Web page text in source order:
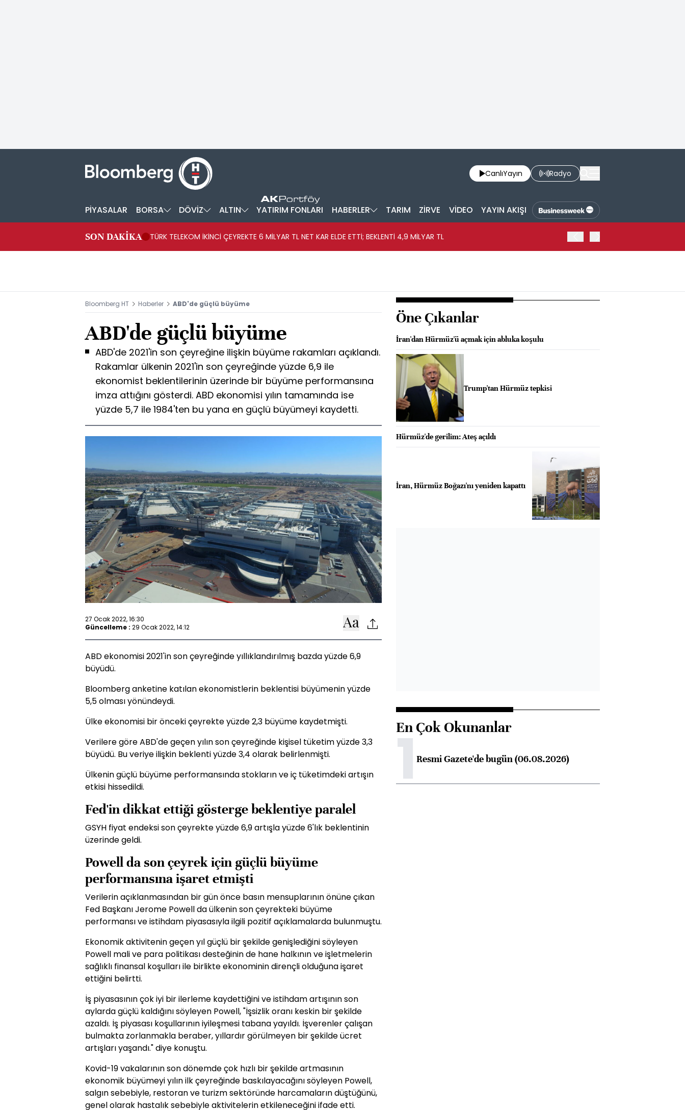
CanlıYayın Radyo
PİYASALAR BORSA DÖVİZ ALTIN YATIRIM FONLARI HABERLER TARIM ZİRVE VİDEO YAYIN AKIŞI
SON DAKİKA TÜRK TELEKOM İKİNCİ ÇEYREKTE 6 MİLYAR TL NET KAR ELDE ETTİ; BEKLENTİ 4,9 MİLYAR TL
Bloomberg HT Haberler ABD'de güçlü büyüme
ABD'de güçlü büyüme
ABD'de 2021'in son çeyreğine ilişkin büyüme rakamları açıklandı.
Rakamlar ülkenin 2021'in son çeyreğinde yüzde 6,9 ile
ekonomist beklentilerinin üzerinde bir büyüme performansına
imza attığını gösterdi. ABD ekonomisi yılın tamamında ise
yüzde 5,7 ile 1984'ten bu yana en güçlü büyümeyi kaydetti.
27 Ocak 2022, 16:30
Güncelleme : 29 Ocak 2022, 14:12
ABD ekonomisi 2021'in son çeyreğinde yıllıklandırılmış bazda yüzde 6,9
büyüdü.
Bloomberg anketine katılan ekonomistlerin beklentisi büyümenin yüzde
5,5 olması yönündeydi.
Ülke ekonomisi bir önceki çeyrekte yüzde 2,3 büyüme kaydetmişti.
Verilere göre ABD'de geçen yılın son çeyreğinde kişisel tüketim yüzde 3,3
büyüdü. Bu veriye ilişkin beklenti yüzde 3,4 olarak belirlenmişti.
Ülkenin güçlü büyüme performansında stokların ve iç tüketimdeki artışın
etkisi hissedildi.
Fed'in dikkat ettiği gösterge beklentiye paralel
GSYH fiyat endeksi son çeyrekte yüzde 6,9 artışla yüzde 6'lık beklentinin
üzerinde geldi.
Powell da son çeyrek için güçlü büyüme
performansına işaret etmişti
Verilerin açıklanmasından bir gün önce basın mensuplarının önüne çıkan
Fed Başkanı Jerome Powell da ülkenin son çeyrekteki büyüme
performansı ve istihdam piyasasıyla ilgili pozitif açıklamalarda bulunmuştu.
Ekonomik aktivitenin geçen yıl güçlü bir şekilde genişlediğini söyleyen
Powell mali ve para politikası desteğinin de hane halkının ve işletmelerin
sağlıklı finansal koşulları ile birlikte ekonominin dirençli olduğuna işaret
ettiğini belirtti.
İş piyasasının çok iyi bir ilerleme kaydettiğini ve istihdam artışının son
aylarda güçlü kaldığını söyleyen Powell, "İşsizlik oranı keskin bir şekilde
azaldı. İş piyasası koşullarının iyileşmesi tabana yayıldı. İşverenler çalışan
bulmakta zorlanmakla beraber, yıllardır görülmeyen bir şekilde ücret
artışları yaşandı." diye konuştu.
Kovid-19 vakalarının son dönemde çok hızlı bir şekilde artmasının
ekonomik büyümeyi yılın ilk çeyreğinde baskılayacağını söyleyen Powell,
salgın sebebiyle, restoran ve turizm sektöründe harcamaların düştüğünü,
genel olarak hastalık sebebiyle aktivitelerin etkileneceğini ifade etti.
Öne Çıkanlar
İran'dan Hürmüz'ü açmak için abluka koşulu
Trump'tan Hürmüz tepkisi
Hürmüz'de gerilim: Ateş açıldı
İran, Hürmüz Boğazı'nı yeniden kapattı
En Çok Okunanlar
1Resmi Gazete'de bugün (06.08.2026)